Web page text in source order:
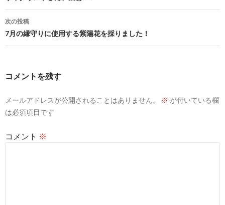
ナ
ビ
ョ
次の投稿
7月の縁守りに使用する紫陽花を採りました！
コメントを残す
メールアドレスが公開されることはありません。 ※ が付いている欄
は必須項目です
コメント ※